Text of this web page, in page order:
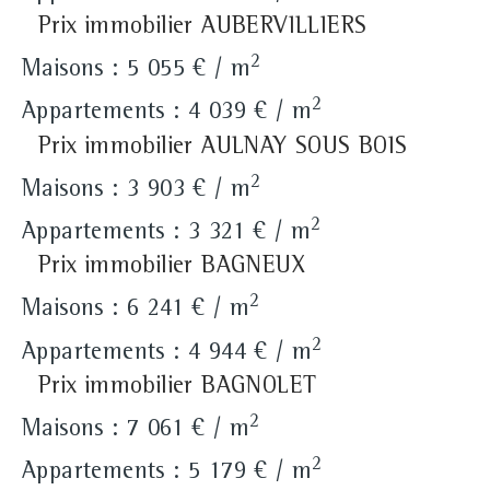
Prix immobilier AUBERVILLIERS
Maisons : 5 055 € / m2
Appartements : 4 039 € / m2
Prix immobilier AULNAY SOUS BOIS
Maisons : 3 903 € / m2
Appartements : 3 321 € / m2
Prix immobilier BAGNEUX
Maisons : 6 241 € / m2
Appartements : 4 944 € / m2
Prix immobilier BAGNOLET
Maisons : 7 061 € / m2
Appartements : 5 179 € / m2